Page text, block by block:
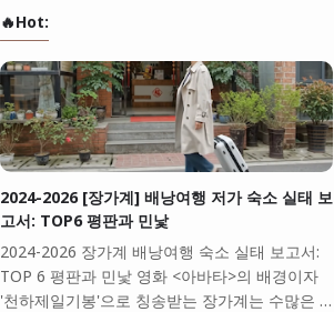
🔥Hot:
2024-2026 [장가계] 배낭여행 저가 숙소 실태 보
고서: TOP6 평판과 민낯
2024-2026 장가계 배낭여행 숙소 실태 보고서:
TOP 6 평판과 민낯 영화 <아바타>의 배경이자
'천하제일기봉'으로 칭송받는 장가계는 수많은 …